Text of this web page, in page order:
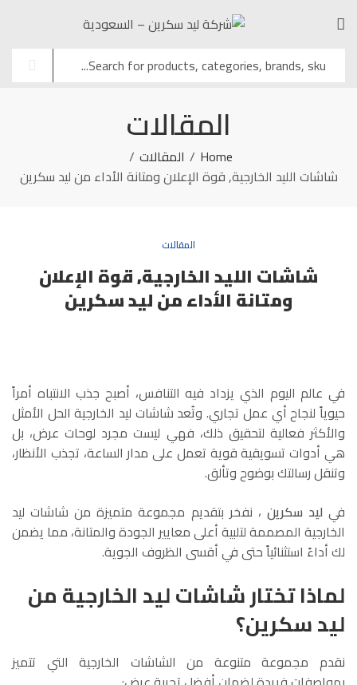
المقالات
Home
المقالات
شاشات الليد الخارجية, قوة الإعلان ومتانة الأداء من ليد سكرين
المقالات
شاشات الليد الخارجية, قوة الإعلان
ومتانة الأداء من ليد سكرين
في عالم اليوم الذي يزداد فيه التنافس، أصبح جذب الانتباه أمراً
حيوياً لنجاح أي عمل تجاري. وتُعد شاشات ليد الخارجية الحل الأمثل
والأكثر فعالية لتحقيق ذلك، فهي ليست مجرد لوحات عرض، بل
هي أدوات تسويقية قوية تعمل على مدار الساعة، تجذب الأنظار،
وتنقل رسالتك بوضوح وتألق.
فيليد سكرين ، نفخر بتقديم مجموعة متميزة من شاشات ليد
الخارجية المصممة لتلبية أعلى معايير الجودة والمتانة، مما يضمن
لك أداءً استثنائياً حتى في أقسى الظروف الجوية.
لماذا تختار شاشات ليد الخارجية من
ليد سكرين؟
نقدم مجموعة متنوعة من الشاشات الخارجية التي تتميز